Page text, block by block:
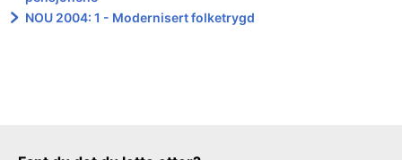
NOU 2004: 1 - Modernisert folketrygd